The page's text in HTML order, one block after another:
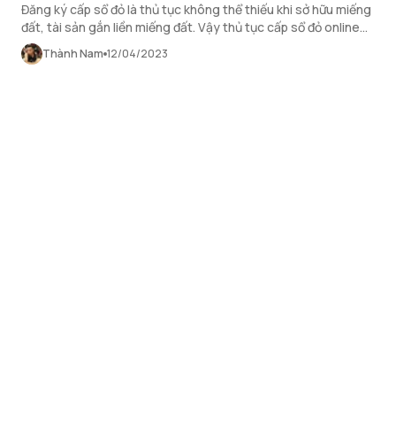
Đăng ký cấp sổ đỏ là thủ tục không thể thiếu khi sở hữu miếng
đất, tài sản gắn liền miếng đất. Vậy thủ tục cấp sổ đỏ online
như thế nào?
Thành Nam 12/04/2023